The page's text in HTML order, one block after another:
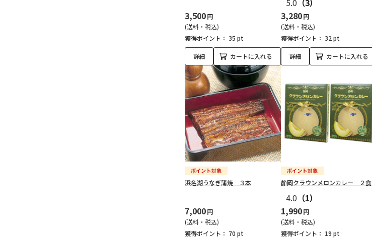
3,500円
(送料・税込)
獲得ポイント： 35 pt
詳細 カートに入れる
5.0 （3）
3,280円
(送料・税込)
獲得ポイント： 32 pt
詳細 カートに入れる
浜名湖うなぎ蒲焼 ３本
7,000円
(送料・税込)
獲得ポイント： 70 pt
静岡クラウンメロンカレー ２食
4.0 （1）
1,990円
(送料・税込)
獲得ポイント： 19 pt